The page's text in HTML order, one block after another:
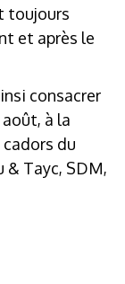
toujours
et après le
consacrer
à la
du
Tayc, SDM,